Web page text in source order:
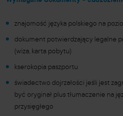
znajomość języka polskiego na
dokument potwierdzający legalne
(wiza, karta pobytu)
kserokopia paszportu
świadectwo dojrzałości jeśli jest
być oryginał plus tłumaczenie na
przysięgłego